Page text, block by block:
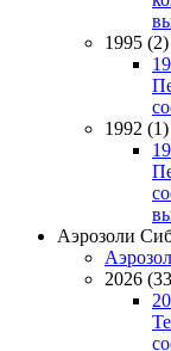
1995 (2)
1992 (1)
Аэрозоли
2026